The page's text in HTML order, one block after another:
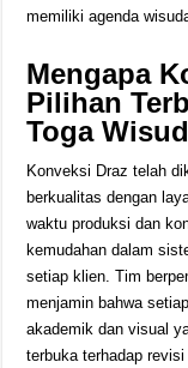
memiliki agenda
Mengapa
Pilihan
Toga
Konveksi Draz telah
berkualitas dengan
waktu produksi dan
kemudahan dalam
setiap klien. Tim
menjamin bahwa
akademik dan visual
terbuka terhadap